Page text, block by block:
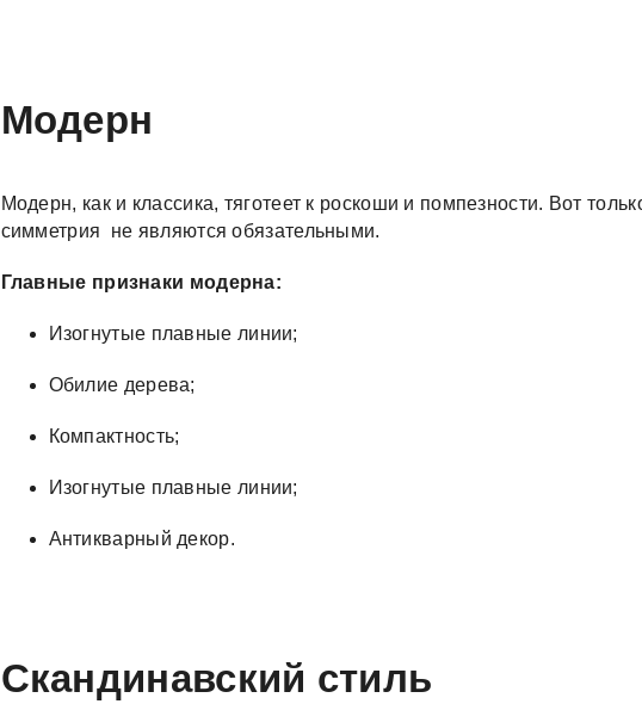
Модерн
Модерн, как и классика, тяготеет к роскоши и помпезности. Вот
симметрия не являются обязательными.
Главные признаки модерна:
Изогнутые плавные линии;
Обилие дерева;
Компактность;
Изогнутые плавные линии;
Антикварный декор.
Скандинавский стиль